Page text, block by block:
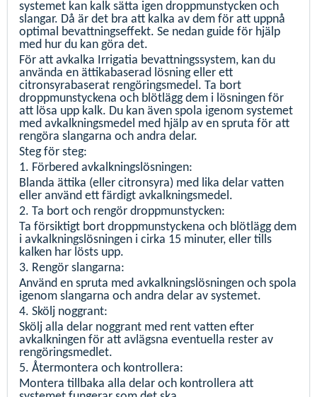
systemet kan kalk sätta igen droppmunstycken och
slangar. Då är det bra att kalka av dem för att uppnå
optimal bevattningseffekt. Se nedan guide för hjälp
med hur du kan göra det.
För att avkalka Irrigatia bevattningssystem, kan du
använda en ättikabaserad lösning eller ett
citronsyrabaserat rengöringsmedel. Ta bort
droppmunstyckena och blötlägg dem i lösningen för
att lösa upp kalk. Du kan även spola igenom systemet
med avkalkningsmedel med hjälp av en spruta för att
rengöra slangarna och andra delar.
Steg för steg:
1. Förbered avkalkningslösningen:
Blanda ättika (eller citronsyra) med lika delar vatten
eller använd ett färdigt avkalkningsmedel.
2. Ta bort och rengör droppmunstycken:
Ta försiktigt bort droppmunstyckena och blötlägg dem
i avkalkningslösningen i cirka 15 minuter, eller tills
kalken har lösts upp.
3. Rengör slangarna:
Använd en spruta med avkalkningslösningen och spola
igenom slangarna och andra delar av systemet.
4. Skölj noggrant:
Skölj alla delar noggrant med rent vatten efter
avkalkningen för att avlägsna eventuella rester av
rengöringsmedlet.
5. Återmontera och kontrollera:
Montera tillbaka alla delar och kontrollera att